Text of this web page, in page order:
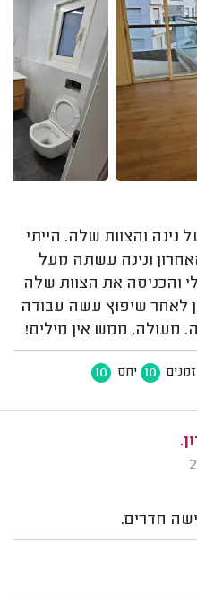
נינה והצוות שלה. הייתי
ונינה עשתה מעל
והכניסה את הצוות שלה
לאחר שיפוץ עשה עבודה
מעולה, ממש אין מילים!
זמנים 10 יחס 10
חדרים.